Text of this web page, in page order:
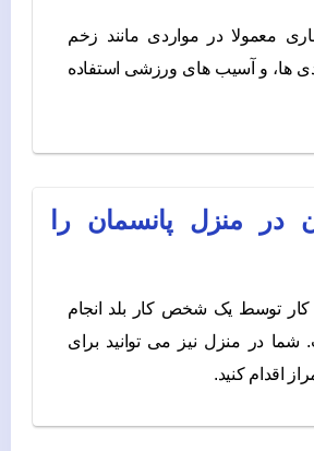
معمولا در مواردی مانند زخم‌
ها، و آسیب‌ های ورزشی استفاده
در منزل پانسمان را
کار توسط یک شخص کار بلد انجام
شما در منزل نیز می توانید برای
اقدام کنید.